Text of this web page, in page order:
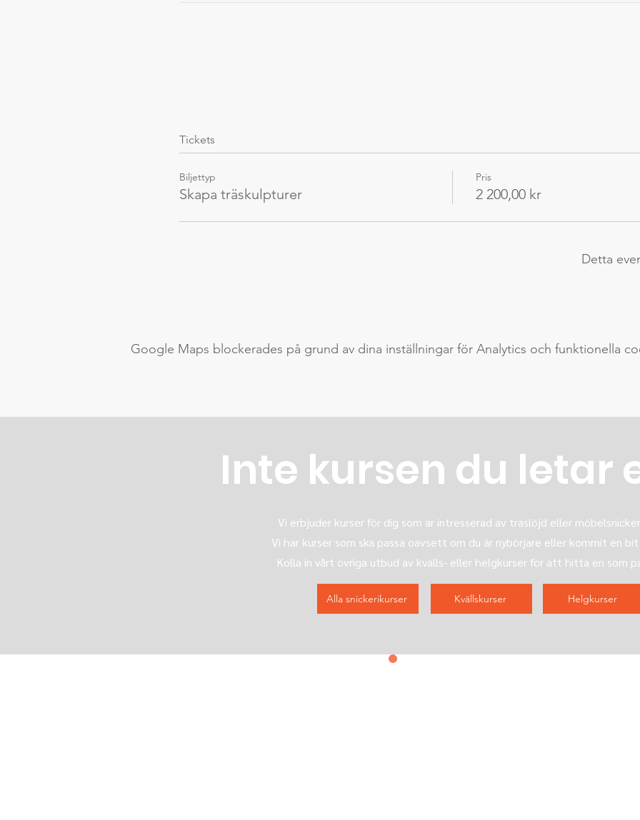
Tickets
Biljettyp
Skapa träskulpturer
Pris
2 200,00 kr
Detta
Google Maps blockerades på grund av dina inställningar för Analytics och funktionella
Inte kursen du letar
Vi erbjuder kurser för dig som är intresserad av träslöjd eller
Vi har kurser som ska passa oavsett om du är nybörjare eller kommit en
Kolla in vårt övriga utbud av kvälls- eller helgkurser för att hitta en som
Alla snickerikurser Kvällskurser Helgkurser